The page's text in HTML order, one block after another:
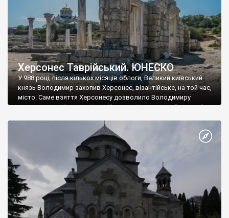
Херсонес Таврійський. ЮНЕСКО
У 988 році, після кількох місяців облоги, Великий київський
князь Володимир захопив Херсонес, візантійське, на той час,
місто. Саме взяття Херсонесу дозволило Володимиру
диктувати свої умови візантійському імператору Василю ІІ, та
Херсонесі Володимир-язичник, став Василем-християнином.
А потім було Хрещення Русі. На честь Херсонесу Таврійського